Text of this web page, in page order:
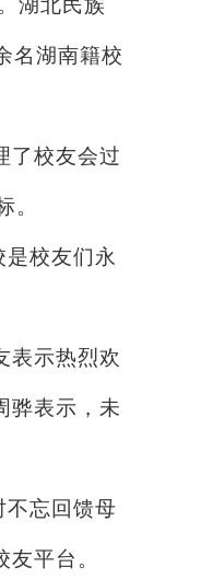
名湖南籍校
了校友会过
。
校友们永
表示热烈欢
骅表示，未
不忘回馈母
平台。